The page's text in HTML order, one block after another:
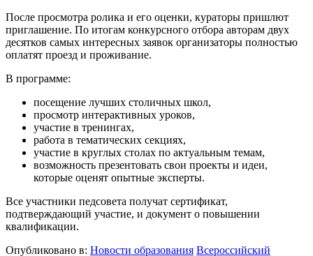
После просмотра ролика и его оценки, кураторы пришлют
приглашение. По итогам конкурсного отбора авторам двух
десятков самых интересных заявок организаторы полностью
оплатят проезд и проживание.
В программе:
посещение лучших столичных школ,
просмотр интерактивных уроков,
участие в тренингах,
работа в тематических секциях,
участие в круглых столах по актуальным темам,
возможность презентовать свои проекты и идеи,
которые оценят опытные эксперты.
Все участники педсовета получат сертификат,
подтверждающий участие, и документ о повышении
квалификации.
Опубликовано в: Новости образования Всероссийский